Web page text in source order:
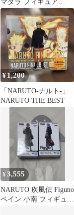
マダラ フィギュア
GIGO限定
¥ 1,200
「NARUTO-ナルト-」
NARUTO THE BEST
¥3,555
NARUTO 疾風伝 Figuno
ペイン 小南 フィギュア